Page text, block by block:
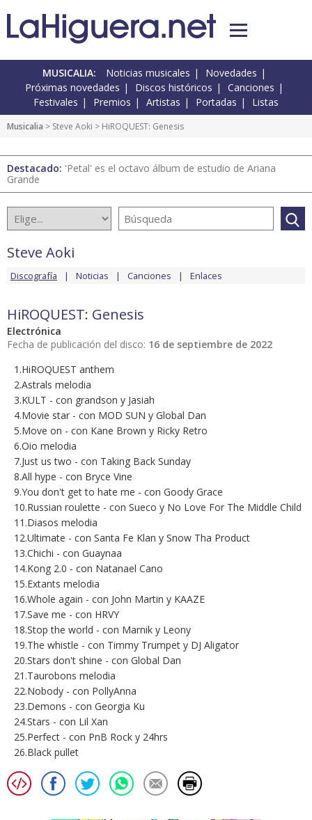
MUSICALIA: Noticias musicales
Novedades
Próximas novedades
Discos históricos
Canciones
Festivales
Premios Artistas Portadas Listas
Musicalia > Steve Aoki > HiROQUEST: Genesis
Destacado: 'Petal' es el octavo álbum de estudio de Ariana
Grande
Steve Aoki
Discografía Noticias Canciones Enlaces
HiROQUEST: Genesis
Electrónica
Fecha de publicación del disco: 16 de septiembre de 2022
1.HiROQUEST anthem
2.Astrals melodia
3.KULT - con grandson y Jasiah
4.Movie star - con MOD SUN y Global Dan
5.Move on - con Kane Brown y Ricky Retro
6.Oio melodia
7.Just us two - con Taking Back Sunday
8.All hype - con Bryce Vine
9.You don't get to hate me - con Goody Grace
10.Russian roulette - con Sueco y No Love For The Middle Child
11.Diasos melodia
12.Ultimate - con Santa Fe Klan y Snow Tha Product
13.Chichi - con Guaynaa
14.Kong 2.0 - con Natanael Cano
15.Extants melodia
16.Whole again - con John Martin y KAAZE
17.Save me - con HRVY
18.Stop the world - con Marnik y Leony
19.The whistle - con Timmy Trumpet y DJ Aligator
20.Stars don't shine - con Global Dan
21.Taurobons melodia
22.Nobody - con PollyAnna
23.Demons - con Georgia Ku
24.Stars - con Lil Xan
25.Perfect - con PnB Rock y 24hrs
26.Black pullet